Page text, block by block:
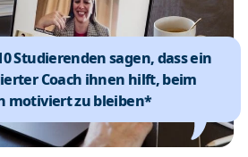
Studierenden sagen, dass ein
Coach ihnen hilft, beim
motiviert zu bleiben*